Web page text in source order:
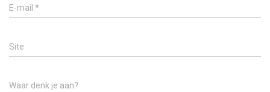
E-mail *
Site
Waar denk je aan?